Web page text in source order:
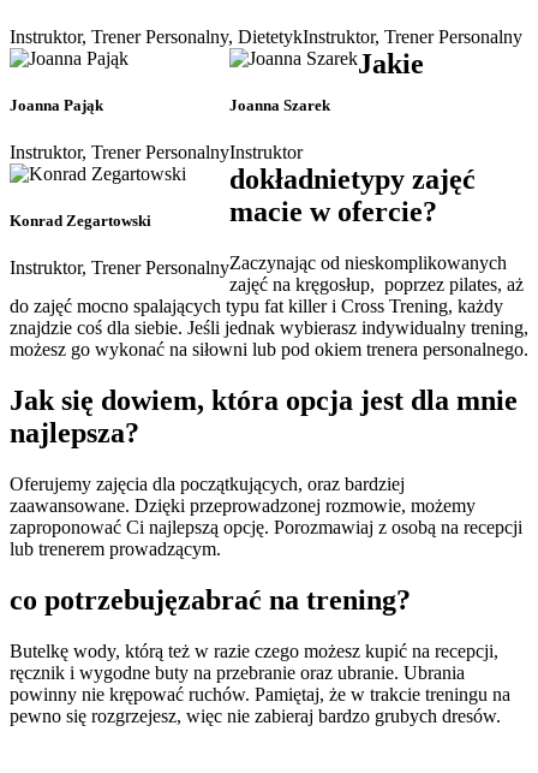
Instruktor, Trener Personalny, DietetykInstruktor, Trener Personalny
Joanna Pająk
Instruktor, Trener Personalny
Joanna Szarek
Instruktor
Konrad Zegartowski
Instruktor, Trener Personalny
Jakie
dokładnietypy zajęć
macie w ofercie?
Zaczynając od nieskomplikowanych
zajęć na kręgosłup, poprzez pilates, aż
do zajęć mocno spalających typu fat killer i Cross Trening, każdy
znajdzie coś dla siebie. Jeśli jednak wybierasz indywidualny trening,
możesz go wykonać na siłowni lub pod okiem trenera personalnego.
Jak się dowiem, która opcja jest dla mnie
najlepsza?
Oferujemy zajęcia dla początkujących, oraz bardziej
zaawansowane. Dzięki przeprowadzonej rozmowie, możemy
zaproponować Ci najlepszą opcję. Porozmawiaj z osobą na recepcji
lub trenerem prowadzącym.
co potrzebujęzabrać na trening?
Butelkę wody, którą też w razie czego możesz kupić na recepcji,
ręcznik i wygodne buty na przebranie oraz ubranie. Ubrania
powinny nie krępować ruchów. Pamiętaj, że w trakcie treningu na
pewno się rozgrzejesz, więc nie zabieraj bardzo grubych dresów.